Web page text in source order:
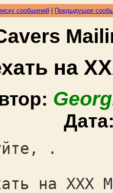
сообщений| Предыдущее
на
.
на XXX